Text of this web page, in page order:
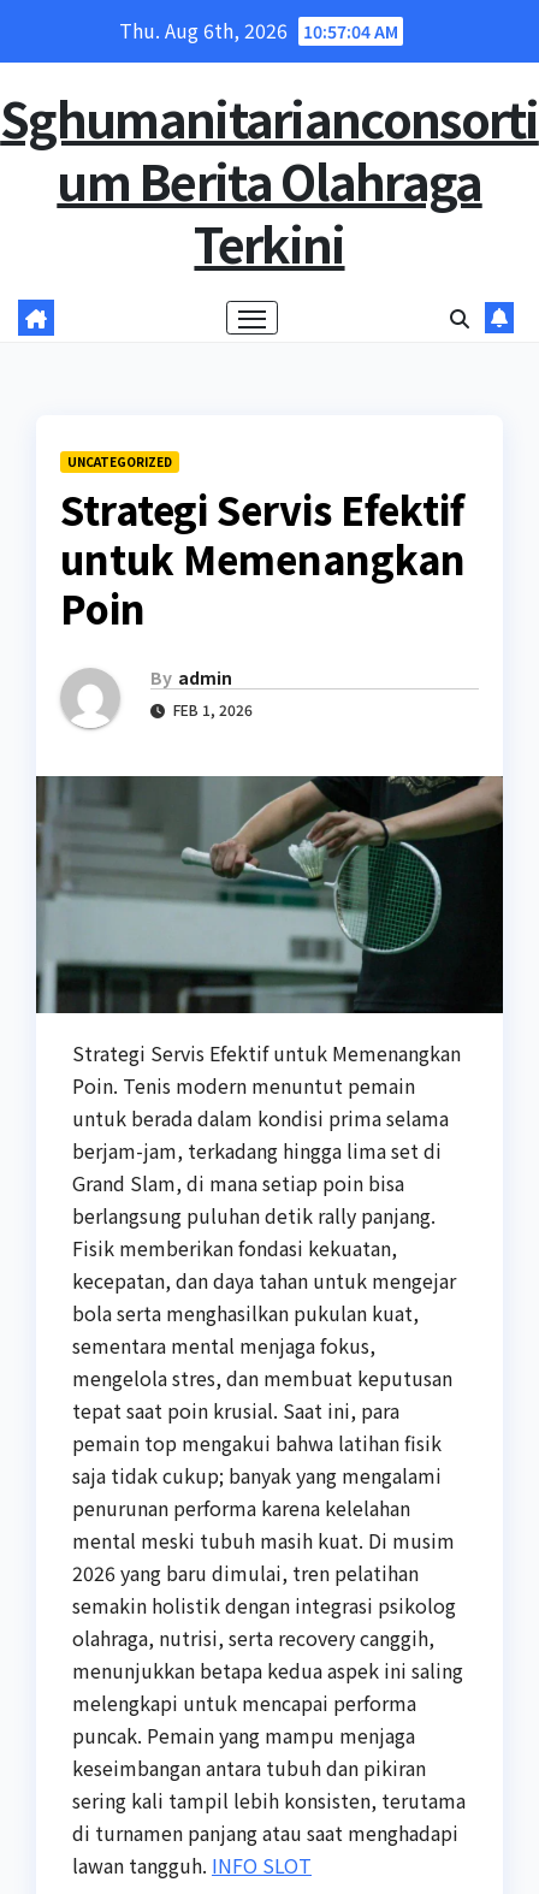
Thu. Aug 6th, 2026 10:57:05 AM
Sghumanitarianconsorti
um Berita Olahraga
Terkini
UNCATEGORIZED
Strategi Servis Efektif
untuk Memenangkan
Poin
By admin
FEB 1, 2026
Strategi Servis Efektif untuk Memenangkan
Poin. Tenis modern menuntut pemain
untuk berada dalam kondisi prima selama
berjam-jam, terkadang hingga lima set di
Grand Slam, di mana setiap poin bisa
berlangsung puluhan detik rally panjang.
Fisik memberikan fondasi kekuatan,
kecepatan, dan daya tahan untuk mengejar
bola serta menghasilkan pukulan kuat,
sementara mental menjaga fokus,
mengelola stres, dan membuat keputusan
tepat saat poin krusial. Saat ini, para
pemain top mengakui bahwa latihan fisik
saja tidak cukup; banyak yang mengalami
penurunan performa karena kelelahan
mental meski tubuh masih kuat. Di musim
2026 yang baru dimulai, tren pelatihan
semakin holistik dengan integrasi psikolog
olahraga, nutrisi, serta recovery canggih,
menunjukkan betapa kedua aspek ini saling
melengkapi untuk mencapai performa
puncak. Pemain yang mampu menjaga
keseimbangan antara tubuh dan pikiran
sering kali tampil lebih konsisten, terutama
di turnamen panjang atau saat menghadapi
lawan tangguh. INFO SLOT